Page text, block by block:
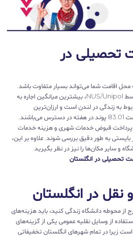
تحصیلی در
اقامت شما می‌تواند بسیار متفاوت باشد.
براساس تحقیقات انجام شده توسط NUS/Unipol، بیشترین میانگین اجاره به
به زندگی در لندن است و ارزان‌ترین
اقامتگاه‌ها در ایرلند شمالی با قیمت 83.01 پوند در هفته در دسترس می‌باشند.
آیا پرداخت قبوض خدمات شهری و هزینه خدمات
به طور دقیق بررسی شوند. علاوه بر این،
و سایر مکان‌ها را نیز در نظر بگیرید.
تحصیلی در انگلستان
نقل در انگلستان
از محوطه‌ دانشگاه زندگی کنید، باید هزینه‌های
از وسایل نقلیه عمومی یکی از گزینه‌های
زیرا در تمام شهرهای انگلستان تخفیفاتی